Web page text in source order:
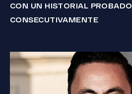
CON UN HISTORIAL PROBADO
CONSECUTIVAMENTE